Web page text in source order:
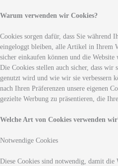
Warum verwenden wir Cookies?
Cookies sorgen dafür, dass Sie während
eingeloggt bleiben, alle Artikel in Ihrem
sicher einkaufen können und die
Die Cookies stellen auch sicher, dass wir
genutzt wird und wie wir sie verbessern
nach Ihren Präferenzen unsere eigenen
gezielte Werbung zu präsentieren, die
Welche Art von Cookies verwenden
Notwendige Cookies
Diese Cookies sind notwendig, damit die